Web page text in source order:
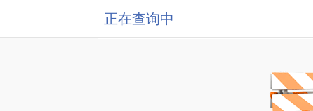
正在查询中